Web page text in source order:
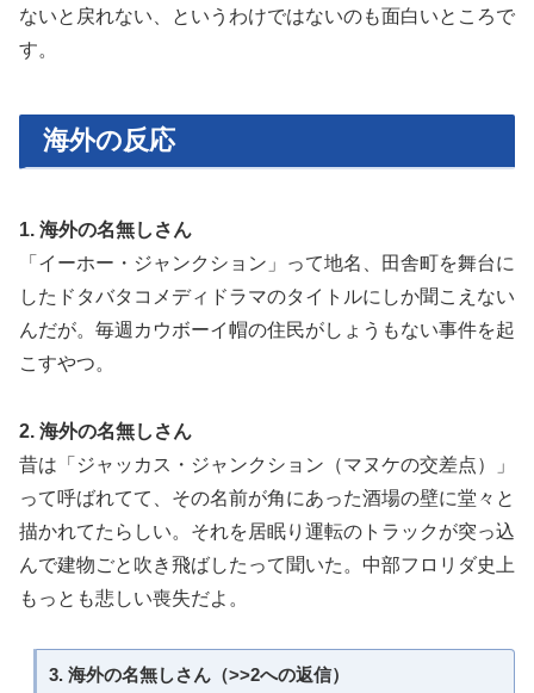
ないと戻れない、というわけではないのも面白いところで
す。
海外の反応
1. 海外の名無しさん
「イーホー・ジャンクション」って地名、田舎町を舞台に
したドタバタコメディドラマのタイトルにしか聞こえない
んだが。毎週カウボーイ帽の住民がしょうもない事件を起
こすやつ。
2. 海外の名無しさん
昔は「ジャッカス・ジャンクション（マヌケの交差点）」
って呼ばれてて、その名前が角にあった酒場の壁に堂々と
描かれてたらしい。それを居眠り運転のトラックが突っ込
んで建物ごと吹き飛ばしたって聞いた。中部フロリダ史上
もっとも悲しい喪失だよ。
3. 海外の名無しさん（>>2への返信）